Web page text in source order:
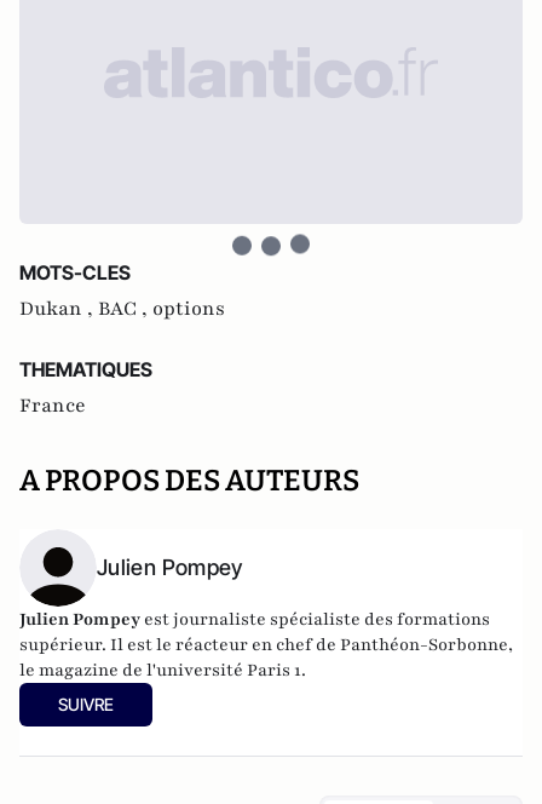
MOTS-CLES
Dukan , BAC , options
THEMATIQUES
France
A PROPOS DES AUTEURS
Julien Pompey
Julien Pompey est journaliste spécialiste des formations
supérieur. Il est le réacteur en chef de Panthéon-Sorbonne,
le magazine de l'université Paris 1.
SUIVRE